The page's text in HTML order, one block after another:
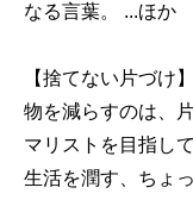
なる言葉。 ...ほか
【捨てない片づけ】
物を減らすのは、
マリストを目指し
生活を潤す、ちょ